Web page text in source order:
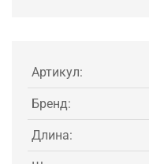
Артикул:
Бренд:
Длина: